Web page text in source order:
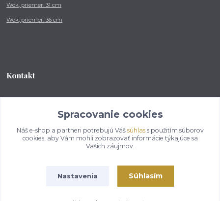
Wok, priemer: 31 cm
Wok, priemer: 36 cm
Kontakt
od 8:00 - do 16:00 hod
info@kotlikovesupravy.sk
Spracovanie cookies
Náš e-shop a partneri potrebujú Váš súhlass použitím súborov
cookies, aby Vám mohli zobrazovať informácie týkajúce sa
Vašich záujmov.
Nastavenia Súhlasím